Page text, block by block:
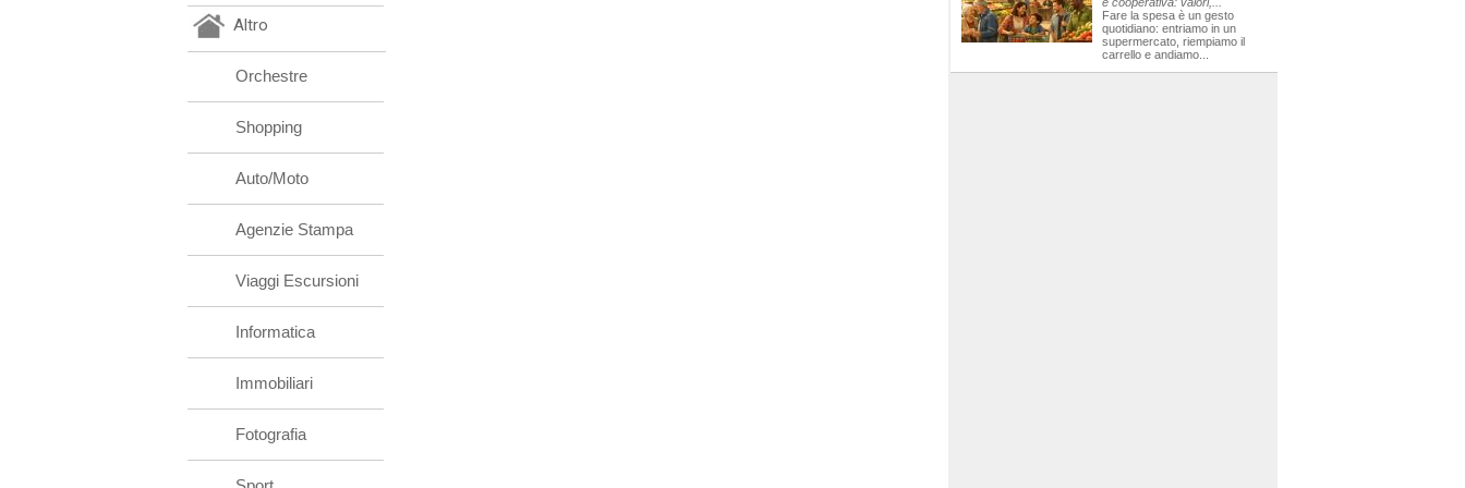
Altro
Orchestre
Shopping
Auto/Moto
Agenzie Stampa
Viaggi Escursioni
Informatica
Immobiliari
Fotografia
Fare la spesa è un gesto
quotidiano: entriamo in un
supermercato, riempiamo il
carrello e andiamo...